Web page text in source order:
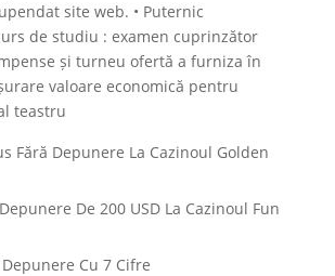
site web. • Puternic
de studiu : examen cuprinzător
și turneu ofertă a furniza în
valoare economică pentru
teastru
Fără Depunere La Cazinoul Golden
De 200 USD La Cazinoul Fun
Cu 7 Cifre